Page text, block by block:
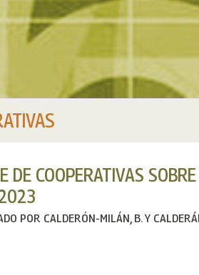
DE COOPERATIVAS
POR CALDERÓN-MILÁN, B. Y